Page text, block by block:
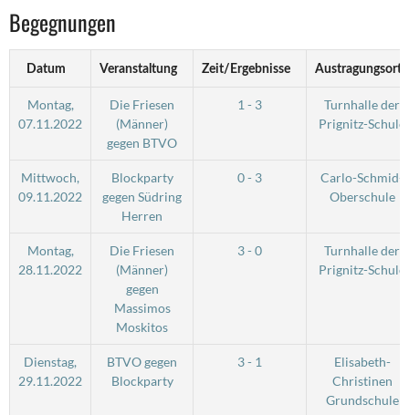
Begegnungen
Datum Veranstaltung Zeit/Ergebnisse Austragungsort
Montag,
07.11.2022
Die Friesen
(Männer)
gegen BTVO
1 - 3
Turnhalle der
Prignitz-Schule
Mittwoch,
09.11.2022
Blockparty
gegen Südring
Herren
0 - 3
Carlo-Schmid-
Oberschule
Montag,
28.11.2022
Die Friesen
(Männer)
gegen
Massimos
Moskitos
3 - 0
Turnhalle der
Prignitz-Schule
Dienstag,
29.11.2022
BTVO gegen
Blockparty
3 - 1
Elisabeth-
Christinen
Grundschule